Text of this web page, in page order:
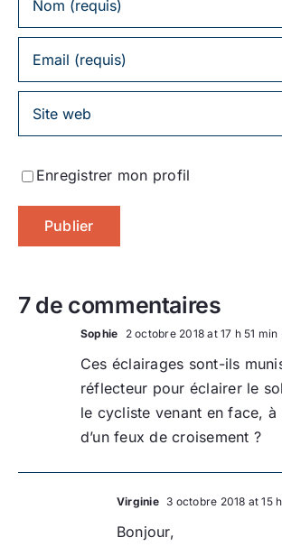
7 de commentaires
Sophie 2 octobre 2018 at 17 h 51 min
Ces éclairages sont-ils
réflecteur pour éclairer le
le cycliste venant en face, à
d’un feux de croisement ?
Virginie 3 octobre 2018 at 15
Bonjour,
Enregistrer mon profil